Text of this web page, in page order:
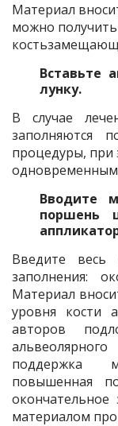
Материал
можно
Вставьте
лунку.
В случае
заполняются
процедуры, при
одновременным
Вводите
поршень
Введите
заполнения:
Материал
уровня кости
авторов
поддержка
повышенная
окончательное
материалом